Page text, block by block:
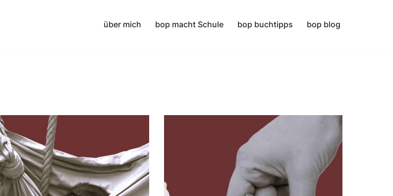
über mich bop macht Schule bop buchtipps bop blog